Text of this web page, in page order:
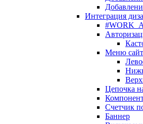
Интеграция
Меню
Цепочка
Счетчик
Баннер